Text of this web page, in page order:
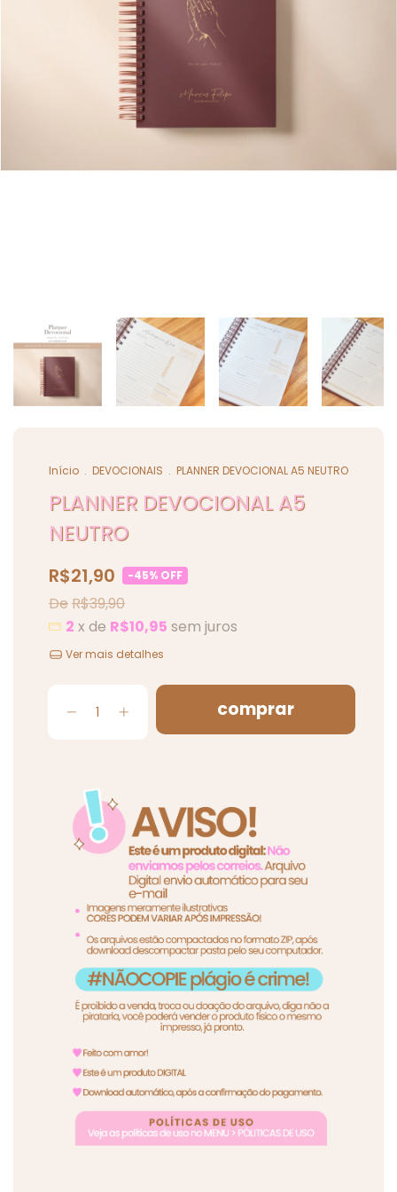
Início . DEVOCIONAIS . PLANNER DEVOCIONAL A5 NEUTRO
PLANNER DEVOCIONAL A5
NEUTRO
R$21,90 -45% OFF
R$39,90
2 x de R$10,95 sem juros
Ver mais detalhes